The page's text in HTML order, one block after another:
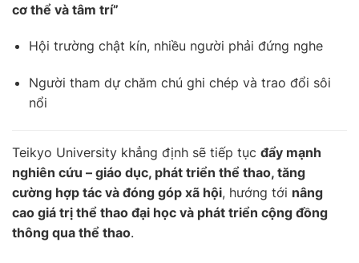
cơ thể và tâm trí”
Hội trường chật kín, nhiều người phải đứng nghe
Người tham dự chăm chú ghi chép và trao đổi sôi
nổi
Teikyo University khẳng định sẽ tiếp tục đẩy mạnh
nghiên cứu – giáo dục, phát triển thể thao, tăng
cường hợp tác và đóng góp xã hội, hướng tới nâng
cao giá trị thể thao đại học và phát triển cộng đồng
thông qua thể thao.